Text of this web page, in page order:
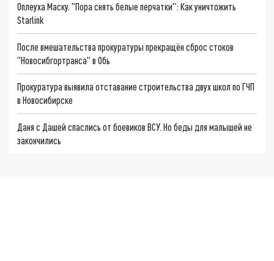
Оплеуха Маску. "Пора снять белые перчатки": Как уничтожить
Starlink
После вмешательства прокуратуры прекращён сброс стоков
"Новосибгортранса" в Обь
Прокуратура выявила отставание строительства двух школ по ГЧП
в Новосибирске
Даня с Дашей спаслись от боевиков ВСУ. Но беды для малышей не
закончились